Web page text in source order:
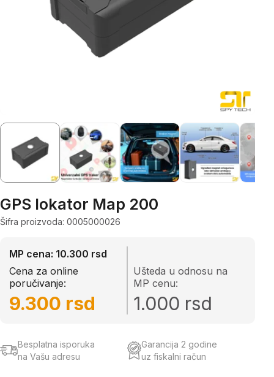
GPS lokator Map 200
Šifra proizvoda: 0005000026
MP cena: 10.300 rsd
Cena za online
poručivanje:
9.300 rsd
Ušteda u odnosu na
MP cenu:
1.000 rsd
Besplatna isporuka
na Vašu adresu
Garancija 2 godine
uz fiskalni račun